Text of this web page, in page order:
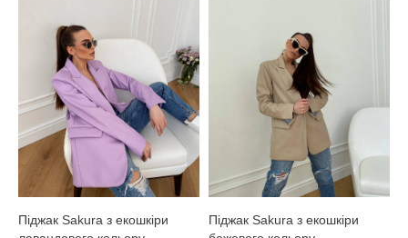
Піджак Sakura з екошкіри
Піджак Sakura з екошкіри